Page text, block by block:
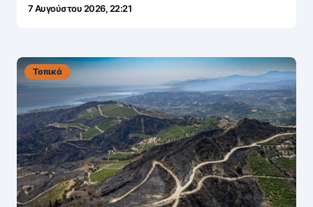
7 Αυγούστου 2026, 22:21
Τοπικά